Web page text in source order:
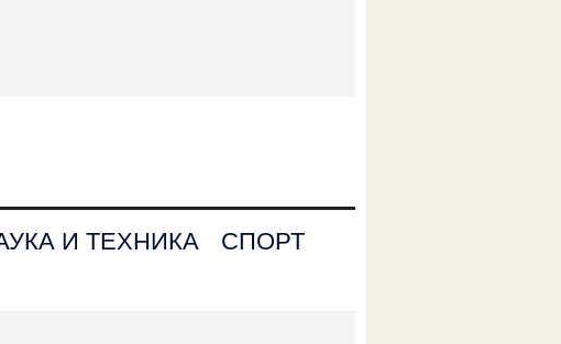
И ТЕХНИКА
СПОРТ